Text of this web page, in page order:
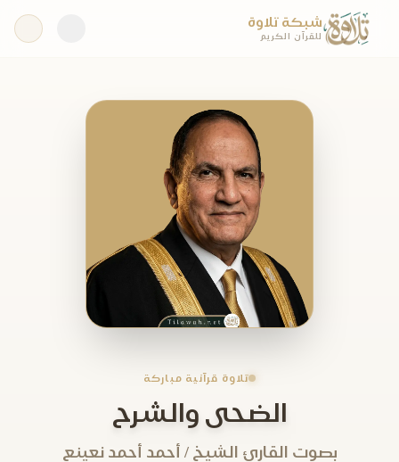
شبكة تلاوة
للقرآن الكريم
تلاوة قرآنية مباركة
الضحى والشرح
بصوت القارئ الشيخ / أحمد أحمد نعينع